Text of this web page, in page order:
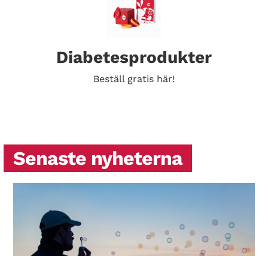
Diabetesprodukter
Beställ gratis här!
Senaste nyheterna